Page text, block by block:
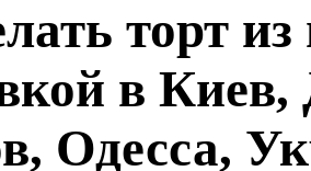
торт
в
Одесса,